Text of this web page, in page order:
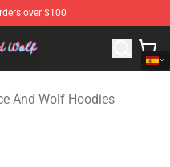
over $100
Spice And Wolf
And Wolf Hoodies